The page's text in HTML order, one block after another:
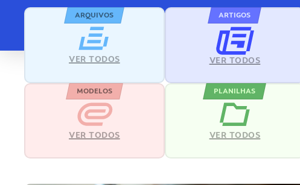
ARQUIVOS
VER TODOS
ARTIGOS
VER TODOS
MODELOS
VER TODOS
PLANILHAS
VER TODOS